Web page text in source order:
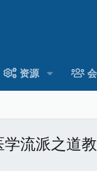
资源
流派之道